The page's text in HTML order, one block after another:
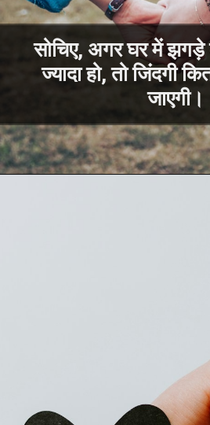
सोचिए, अगर घर में झगड़े
ज्यादा हो, तो जिंदगी
जाएगी।